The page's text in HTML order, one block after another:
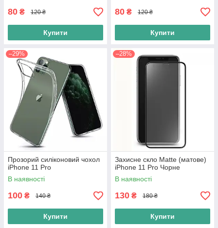
80 ₴ 120 ₴
Купити
80 ₴ 120 ₴
Купити
–29%
Прозорий силіконовий чохол
iPhone 11 Pro
В наявності
100 ₴ 140 ₴
Купити
–28%
Захисне скло Matte (матове)
iPhone 11 Pro Чорне
В наявності
130 ₴ 180 ₴
Купити